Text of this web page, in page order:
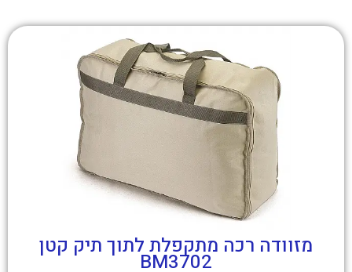
מזוודה רכה מתקפלת לתוך תיק קטן
BM3702